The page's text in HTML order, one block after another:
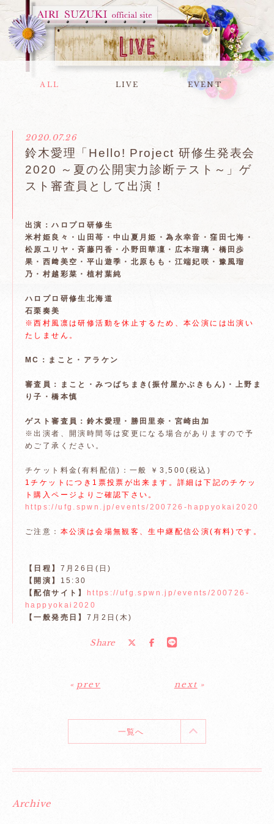
ALL LIVE EVENT
2020.07.26
鈴木愛理「Hello! Project 研修生発表会
2020 ～夏の公開実力診断テスト～」ゲ
スト審査員として出演！
出演：ハロプロ研修生
米村姫良々・山田苺・中山夏月姫・為永幸音・窪田七海・
松原ユリヤ・斉藤円香・小野田華凜・広本瑠璃・橋田歩
果・西﨑美空・平山遊季・北原もも・江端妃咲・豫風瑠
乃・村越彩菜・植村葉純
ハロプロ研修生北海道
石栗奏美
※西村風凛は研修活動を休止するため、本公演には出演い
たしません。
MC：まこと・アラケン
審査員：まこと・みつばちまき(振付屋かぶきもん)・上野ま
り子・橋本慎
ゲスト審査員：鈴木愛理・勝田里奈・宮崎由加
※出演者、開演時間等は変更になる場合がありますので予
めご了承ください。
チケット料金(有料配信)：一般 ￥3,500(税込)
1チケットにつき1票投票が出来ます。詳細は下記のチケッ
ト購入ページよりご確認下さい。
https://ufg.spwn.jp/events/200726-happyokai2020
ご注意： 本公演は会場無観客、生中継配信公演(有料)です。
【日程】 7月26日(日)
【開演】
15:30
【配信サイト】 https://ufg.spwn.jp/events/200726-
happyokai2020
【一般発売日】 7月2日(木)
Share
« prev next »
一覧へ
Archive